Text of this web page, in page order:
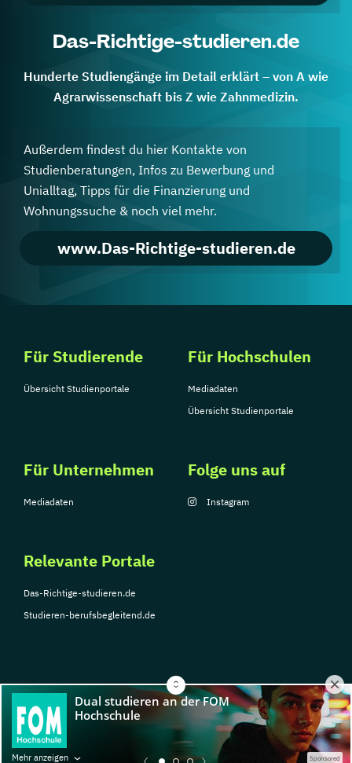
Mehr anzeigen Sponsored
Das-Richtige-studieren.de
Hunderte Studiengänge im Detail erklärt – von A wie
Agrarwissenschaft bis Z wie Zahnmedizin.
Außerdem findest du hier Kontakte von
Studienberatungen, Infos zu Bewerbung und
Unialltag, Tipps für die Finanzierung und
Wohnungssuche & noch viel mehr.
www.Das-Richtige-studieren.de
Für Studierende
Übersicht Studienportale
Für Hochschulen
Mediadaten
Übersicht Studienportale
Für Unternehmen
Mediadaten
Relevante Portale
Das-Richtige-studieren.de
Studieren-berufsbegleitend.de
Folge uns auf
Instagram
© Copyright 2026, TarGroup Media GmbH
Impressum
Datenschutzerklärung Nutzungsbedingungen